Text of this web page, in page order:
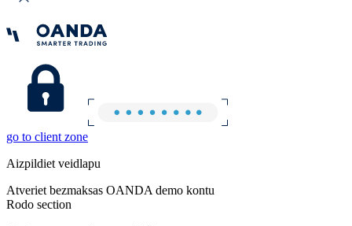
go to client zone
Aizpildiet veidlapu
Atveriet bezmaksas OANDA demo kontu
Rodo section